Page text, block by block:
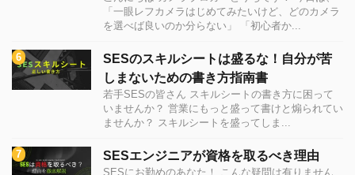
「一眼レフカメラはじめてみたいけど、どのカメラ
を選べば良いのか分らない」 「初心者か...
SESのスキルシートは盛るな！自分が苦
しまないための書き方指南書
若手SESの皆さん スキルシートの書き方に困って
いませんか？ 営業にもっと盛って書けと煽られてい
ませんか？ スキルシートを盛ってしま...
SESエンジニアが資格を取るべき理由
SESにお勤めのあなた！ こんな疑問は有りません